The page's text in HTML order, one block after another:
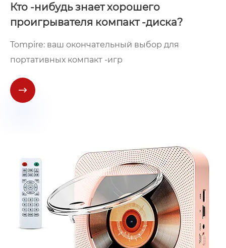
Кто -нибудь знает хорошего
проигрывателя компакт -диска?
Tompire: ваш окончательный выбор для
портативных компакт -игр
